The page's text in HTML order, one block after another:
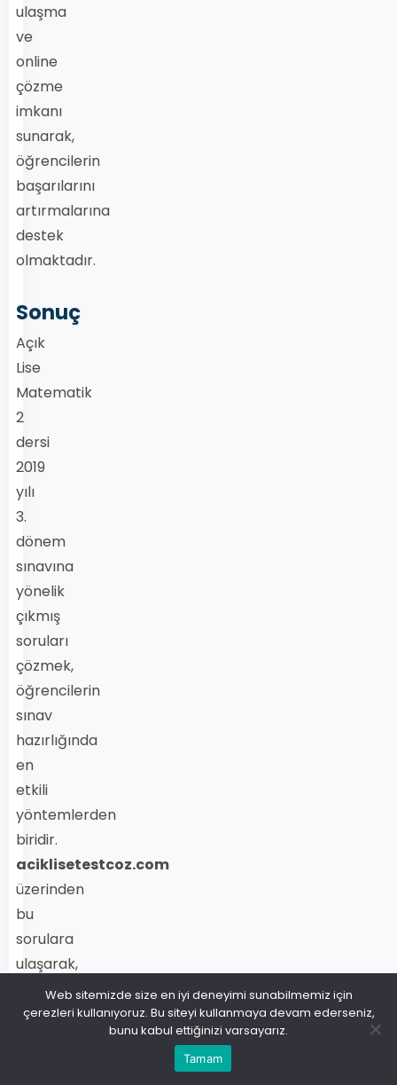
ulaşma
ve
online
çözme
imkanı
sunarak,
öğrencilerin
başarılarını
artırmalarına
destek
olmaktadır.
Sonuç
Açık
Lise
Matematik
2
dersi
2019
yılı
3.
dönem
sınavına
yönelik
çıkmış
soruları
çözmek,
öğrencilerin
sınav
hazırlığında
en
etkili
yöntemlerden
biridir.
aciklisetestcoz.com
üzerinden
bu
sorulara
ulaşarak,
matematik
becerilerinizi
Web sitemizde size en iyi deneyimi sunabilmemiz için
çerezleri kullanıyoruz. Bu siteyi kullanmaya devam ederseniz,
bunu kabul ettiğinizi varsayarız.
Tamam